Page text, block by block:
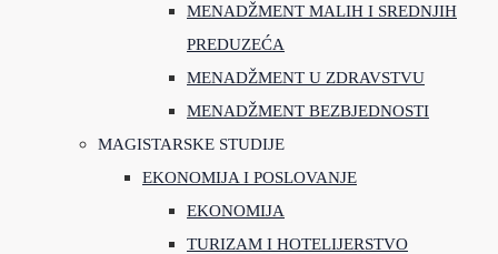
MENADŽMENT MALIH I SREDNJIH
PREDUZEĆA
MENADŽMENT U ZDRAVSTVU
MENADŽMENT BEZBJEDNOSTI
MAGISTARSKE STUDIJE
EKONOMIJA I POSLOVANJE
EKONOMIJA
TURIZAM I HOTELIJERSTVO